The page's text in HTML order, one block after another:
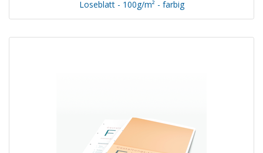
Loseblatt - 100g/m² - farbig